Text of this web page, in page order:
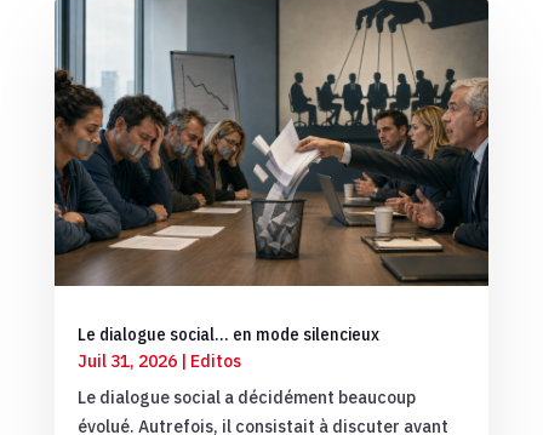
Le dialogue social… en mode silencieux
Juil 31, 2026| Editos
Le dialogue social a décidément beaucoup
évolué. Autrefois, il consistait à discuter avant